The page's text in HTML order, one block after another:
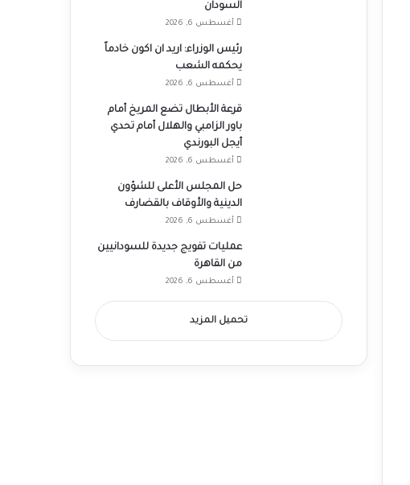
السودان
أغسطس 6, 2026
رئيس الوزراء: اريد ان اكون خادماً
يحكمه الشعب
أغسطس 6, 2026
قرعة الأبطال تضع المريخ أمام
باور الزامبي والهلال أمام تحدي
أيجل البورندي
أغسطس 6, 2026
حل المجلس الأعلى للشؤون
الدينية والأوقاف بالقضارف
أغسطس 6, 2026
عمليات تفويج جديدة للسودانيين
من القاهرة
أغسطس 6, 2026
تحميل المزيد